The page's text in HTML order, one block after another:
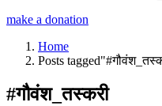
make a donation
Home
Posts
#गौवंश_तस्करी